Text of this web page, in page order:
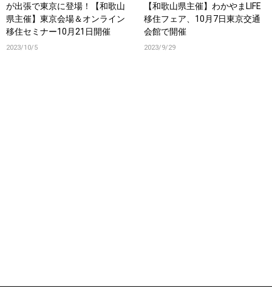
が出張で東京に登場！【和歌山
県主催】東京会場＆オンライン
移住セミナー10月21日開催
2023/10/5
【和歌山県主催】わかやまLIFE
移住フェア、10月7日東京交通
会館で開催
2023/9/29